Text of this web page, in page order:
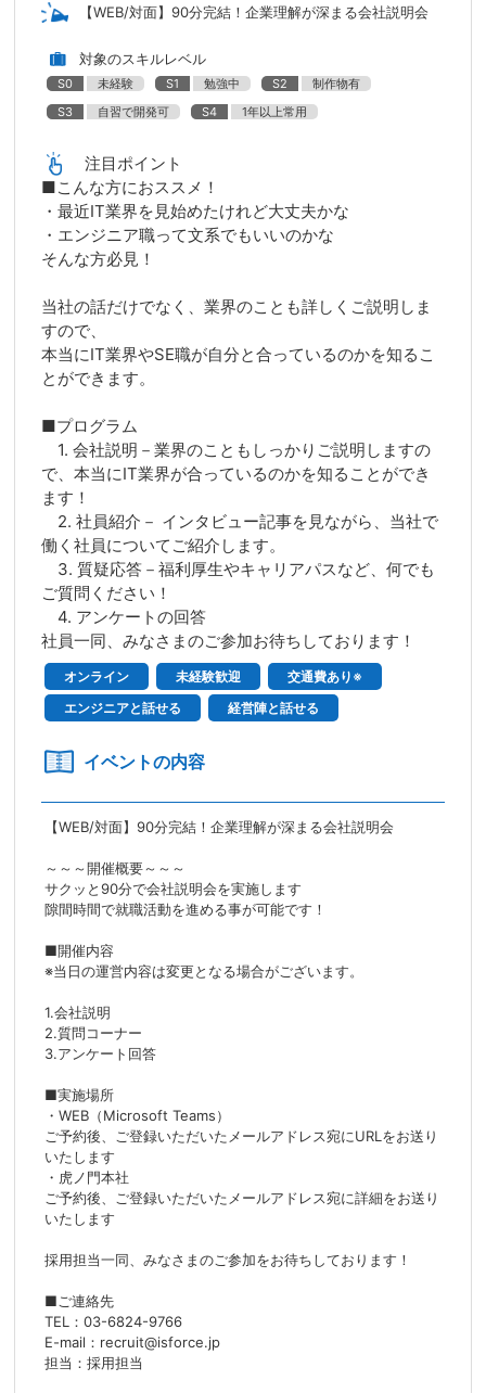
【WEB/対面】90分完結！企業理解が深まる会社説明会
対象のスキルレベル
S0 未経験 S1 勉強中 S2
制作物有
S3
自習で開発可 S4 1年以上常用
注目ポイント
■こんな方におススメ！
・最近IT業界を見始めたけれど大丈夫かな
・エンジニア職って文系でもいいのかな
そんな方必見！
当社の話だけでなく、業界のことも詳しくご説明しま
すので、
本当にIT業界やSE職が自分と合っているのかを知るこ
とができます。
■プログラム
1. 会社説明－業界のこともしっかりご説明しますの
で、本当にIT業界が合っているのかを知ることができ
ます！
2. 社員紹介－ インタビュー記事を見ながら、当社で
働く社員についてご紹介します。
3. 質疑応答－福利厚生やキャリアパスなど、何でも
ご質問ください！
4. アンケートの回答
社員一同、みなさまのご参加お待ちしております！
オンライン 未経験歓迎
交通費あり※
エンジニアと話せる
経営陣と話せる
イベントの内容
【WEB/対面】90分完結！企業理解が深まる会社説明会
～～～開催概要～～～
サクッと90分で会社説明会を実施します
隙間時間で就職活動を進める事が可能です！
■開催内容
※当日の運営内容は変更となる場合がございます。
1.会社説明
2.質問コーナー
3.アンケート回答
■実施場所
・WEB（Microsoft Teams）
ご予約後、ご登録いただいたメールアドレス宛にURLをお送り
いたします
・虎ノ門本社
ご予約後、ご登録いただいたメールアドレス宛に詳細をお送り
いたします
採用担当一同、みなさまのご参加をお待ちしております！
■ご連絡先
TEL：03-6824-9766
E-mail：recruit@isforce.jp
担当：採用担当